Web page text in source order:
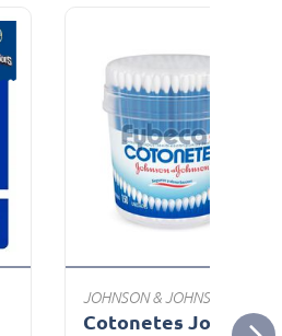
JOHNSON & JOHNSON
Cotonetes Johnson